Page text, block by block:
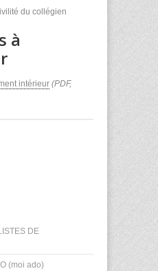
du collégien
à
intérieur (PDF,
DE
(moi ado)